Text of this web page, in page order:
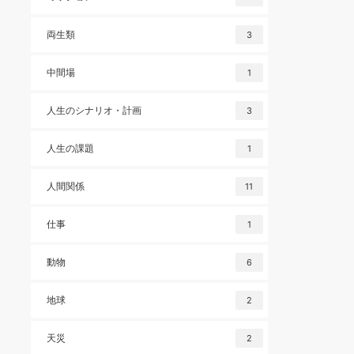
両生類 3
中間場 1
人生のシナリオ・計画 3
人生の課題 1
人間関係 11
仕事 1
動物 6
地球 2
天災 2